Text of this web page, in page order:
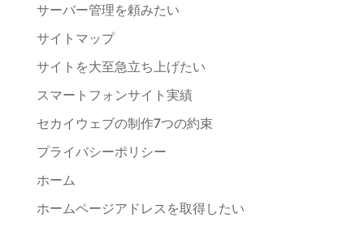
サーバー管理を頼みたい
サイトマップ
サイトを大至急立ち上げたい
スマートフォンサイト実績
セカイウェブの制作7つの約束
プライバシーポリシー
ホーム
ホームページアドレスを取得したい